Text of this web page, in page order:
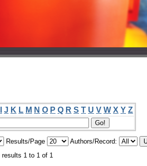
J K L M N O P Q R S T U V W X Y Z
Results/Page
Authors/Record:
results 1 to 1 of 1